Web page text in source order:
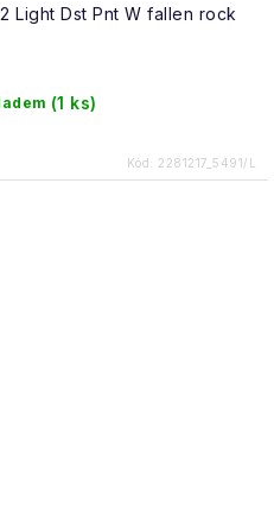
Light Dst Pnt W fallen rock
(1 ks)
Kód: 2281217_5491/L